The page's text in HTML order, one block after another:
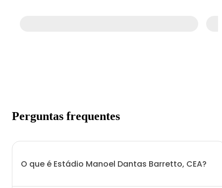
Perguntas frequentes
O que é Estádio Manoel Dantas Barretto, CEA?